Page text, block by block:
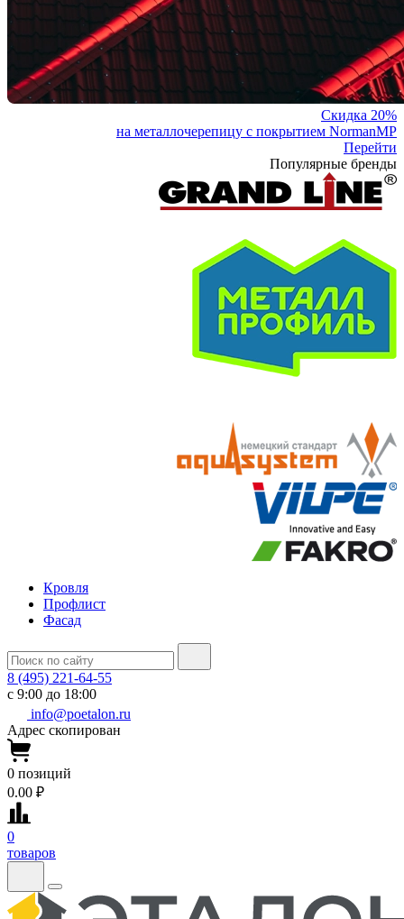
Скидка 20%
на металлочерепицу с покрытием NormanMP
Перейти
Популярные бренды
Кровля
Профлист
Фасад
8 (495) 221-64-55
с 9:00 до 18:00
info@poetalon.ru
Адрес скопирован
0 позиций
0.00 ₽
0
товаров